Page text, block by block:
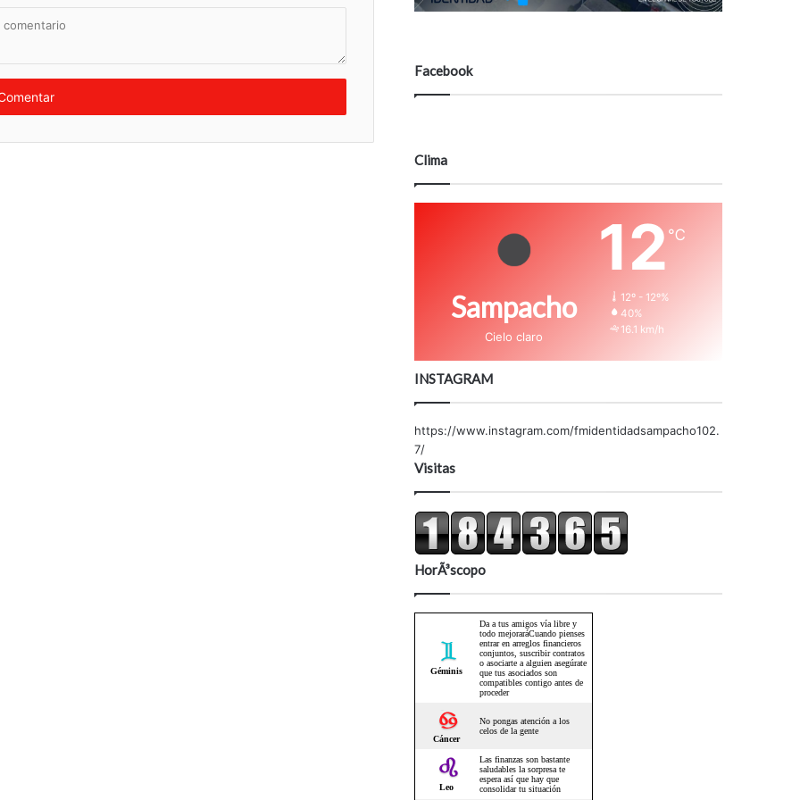
Facebook
Clima
Sampacho
Cielo claro
12℃
12º - 12º%
40%
16.1 km/h
INSTAGRAM
https://www.instagram.com/fmidentidadsampacho102.
7/
Visitas
HorÃ³scopo